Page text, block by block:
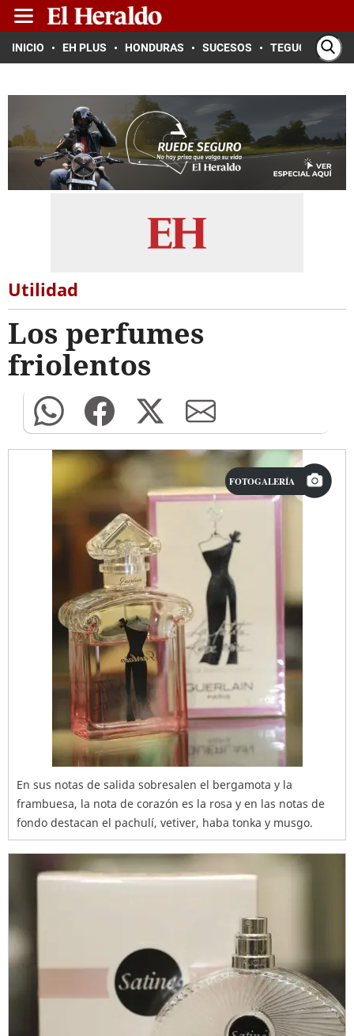
INICIO EH PLUS HONDURAS SUCESOS TEGUCIGALPA
Utilidad
Los perfumes
friolentos
FOTOGALERÍA
En sus notas de salida sobresalen el bergamota y la
frambuesa, la nota de corazón es la rosa y en las notas de
fondo destacan el pachulí, vetiver, haba tonka y musgo.